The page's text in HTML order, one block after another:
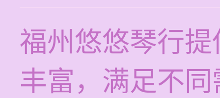
福州悠悠琴行
丰富，满足不